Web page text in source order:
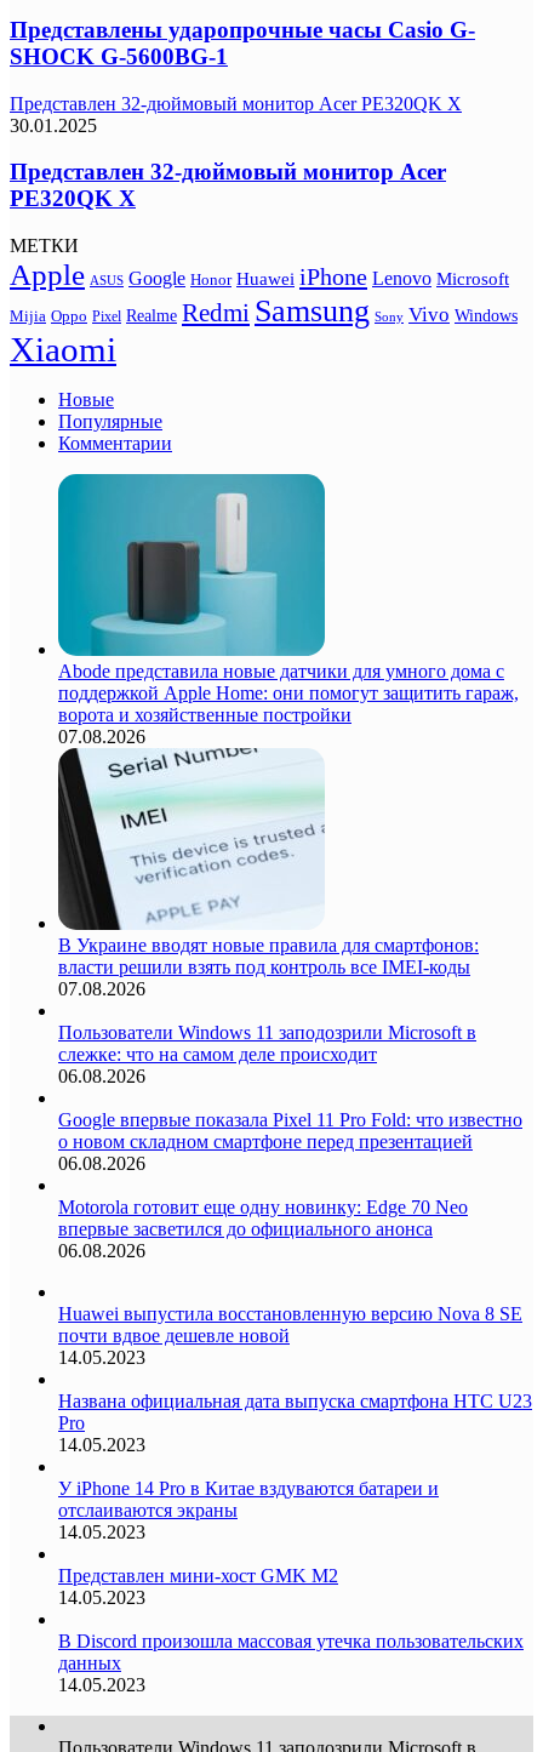
Представлены ударопрочные часы Casio G-
SHOCK G-5600BG-1
Представлен 32-дюймовый монитор Acer PE320QK X
30.01.2025
Представлен 32-дюймовый монитор Acer
PE320QK X
МЕТКИ
Apple ASUS Google Honor Huawei iPhone Lenovo Microsoft
Mijia Oppo Pixel Realme Redmi Samsung Sony Vivo Windows
Xiaomi
Новые
Популярные
Комментарии
Abode представила новые датчики для умного дома с
поддержкой Apple Home: они помогут защитить гараж,
ворота и хозяйственные постройки
07.08.2026
В Украине вводят новые правила для смартфонов:
власти решили взять под контроль все IMEI-коды
07.08.2026
Пользователи Windows 11 заподозрили Microsoft в
слежке: что на самом деле происходит
06.08.2026
Google впервые показала Pixel 11 Pro Fold: что известно
о новом складном смартфоне перед презентацией
06.08.2026
Motorola готовит еще одну новинку: Edge 70 Neo
впервые засветился до официального анонса
06.08.2026
Huawei выпустила восстановленную версию Nova 8 SE
почти вдвое дешевле новой
14.05.2023
Названа официальная дата выпуска смартфона HTC U23
Pro
14.05.2023
У iPhone 14 Pro в Китае вздуваются батареи и
отслаиваются экраны
14.05.2023
Представлен мини-хост GMK M2
14.05.2023
В Discord произошла массовая утечка пользовательских
данных
14.05.2023